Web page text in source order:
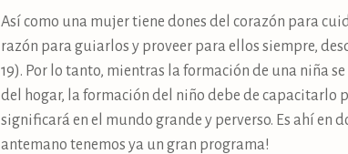
Así como una mujer tiene dones del corazón para
razón para guiarlos y proveer para ellos siempre,
19). Por lo tanto, mientras la formación de una niña
del hogar, la formación del niño debe de capacitarlo
significará en el mundo grande y perverso. Es ahí en
antemano tenemos ya un gran programa!